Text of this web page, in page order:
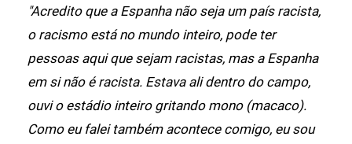
"Acredito que a Espanha não seja um país racista,
o racismo está no mundo inteiro, pode ter
pessoas aqui que sejam racistas, mas a Espanha
em si não é racista. Estava ali dentro do campo,
ouvi o estádio inteiro gritando mono (macaco).
Como eu falei também acontece comigo, eu sou